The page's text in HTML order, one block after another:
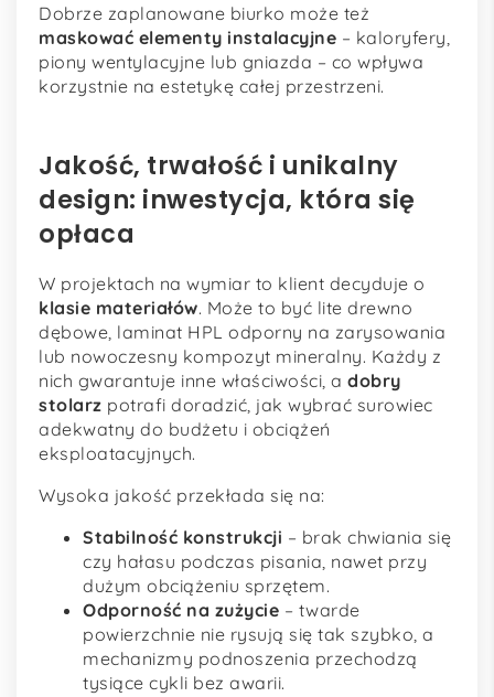
Dobrze zaplanowane biurko może też
maskować elementy instalacyjne – kaloryfery,
piony wentylacyjne lub gniazda – co wpływa
korzystnie na estetykę całej przestrzeni.
Jakość, trwałość i unikalny
design: inwestycja, która się
opłaca
W projektach na wymiar to klient decyduje o
klasie materiałów. Może to być lite drewno
dębowe, laminat HPL odporny na zarysowania
lub nowoczesny kompozyt mineralny. Każdy z
nich gwarantuje inne właściwości, a dobry
stolarz potrafi doradzić, jak wybrać surowiec
adekwatny do budżetu i obciążeń
eksploatacyjnych.
Wysoka jakość przekłada się na:
Stabilność konstrukcji – brak chwiania się
czy hałasu podczas pisania, nawet przy
dużym obciążeniu sprzętem.
Odporność na zużycie – twarde
powierzchnie nie rysują się tak szybko, a
mechanizmy podnoszenia przechodzą
tysiące cykli bez awarii.